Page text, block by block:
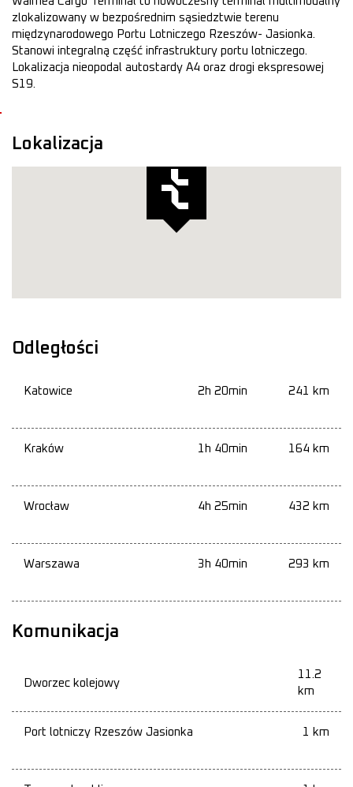
zlokalizowany w bezpośrednim sąsiedztwie terenu
międzynarodowego Portu Lotniczego Rzeszów- Jasionka.
Stanowi integralną część infrastruktury portu lotniczego.
Lokalizacja nieopodal autostardy A4 oraz drogi ekspresowej
S19.
Lokalizacja
Odległości
Katowice 2h 20min 241 km
Kraków 1h 40min 164 km
Wrocław 4h 25min 432 km
Warszawa 3h 40min 293 km
Komunikacja
Dworzec kolejowy
11.2
km
Port lotniczy Rzeszów Jasionka 1 km